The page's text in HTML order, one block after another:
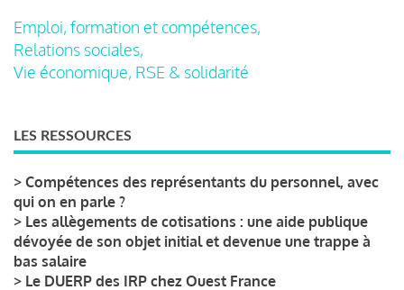
Emploi, formation et compétences,
Relations sociales,
Vie économique, RSE & solidarité
LES RESSOURCES
> Compétences des représentants du personnel, avec
qui on en parle ?
> Les allègements de cotisations : une aide publique
dévoyée de son objet initial et devenue une trappe à
bas salaire
> Le DUERP des IRP chez Ouest France